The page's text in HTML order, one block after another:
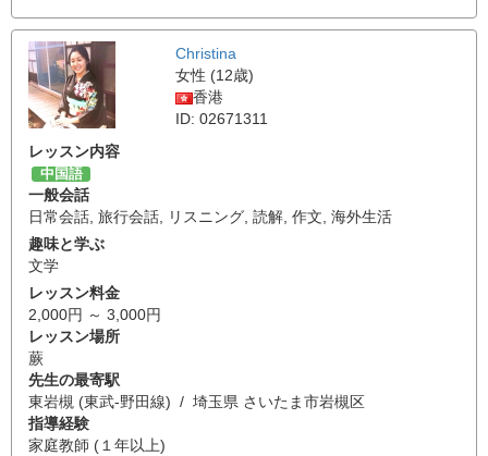
Christina
女性 (12歳)
香港
ID: 02671311
レッスン内容
中国語
一般会話
日常会話 旅行会話 リスニング 読解 作文 海外生活
趣味と学ぶ
文学
レッスン料金
2,000円 ～ 3,000円
レッスン場所
蕨
先生の最寄駅
東岩槻 (東武-野田線) / 埼玉県 さいたま市岩槻区
指導経験
家庭教師 (１年以上)